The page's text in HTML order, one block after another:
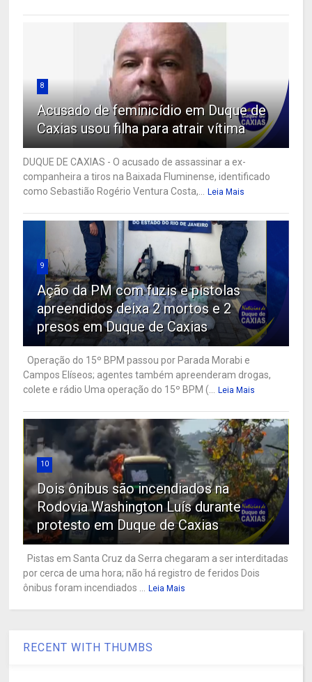
8
Acusado de feminicídio em Duque de
Caxias usou filha para atrair vítima
DUQUE DE CAXIAS - O acusado de assassinar a ex-
companheira a tiros na Baixada Fluminense, identificado
como Sebastião Rogério Ventura Costa,...
Leia Mais
9
Ação da PM com fuzis e pistolas
apreendidos deixa 2 mortos e 2
presos em Duque de Caxias
Operação do 15º BPM passou por Parada Morabi e
Campos Elíseos; agentes também apreenderam drogas,
colete e rádio Uma operação do 15º BPM (...
Leia Mais
10
Dois ônibus são incendiados na
Rodovia Washington Luís durante
protesto em Duque de Caxias
Pistas em Santa Cruz da Serra chegaram a ser interditadas
por cerca de uma hora; não há registro de feridos Dois
ônibus foram incendiados ...
Leia Mais
RECENT WITH THUMBS